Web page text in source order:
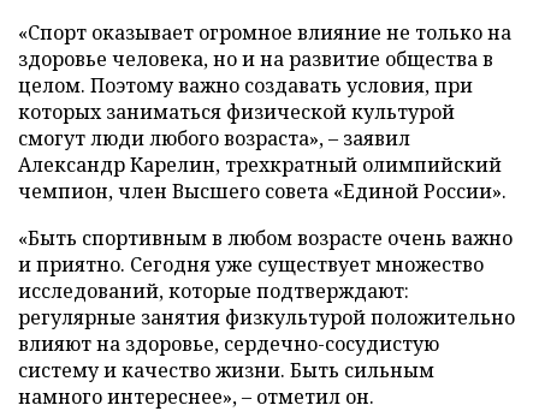
«Спорт оказывает огромное влияние не только на
здоровье человека, но и на развитие общества в
целом. Поэтому важно создавать условия, при
которых заниматься физической культурой
смогут люди любого возраста», – заявил
Александр Карелин, трехкратный олимпийский
чемпион, член Высшего совета «Единой России».
«Быть спортивным в любом возрасте очень важно
и приятно. Сегодня уже существует множество
исследований, которые подтверждают:
регулярные занятия физкультурой положительно
влияют на здоровье, сердечно-сосудистую
систему и качество жизни. Быть сильным
намного интереснее», – отметил он.